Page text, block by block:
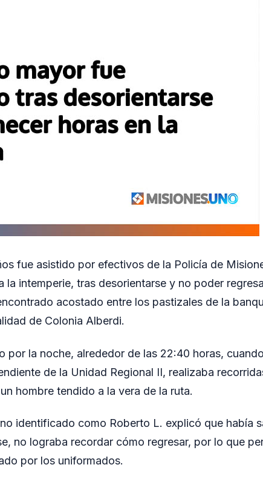
fue asistido por efectivos de la Policía de
la intemperie, tras desorientarse y no poder
acostado entre los pastizales de la
de Colonia Alberdi.
por la noche, alrededor de las 22:40 horas,
de la Unidad Regional II, realizaba
hombre tendido a la vera de la ruta.
identificado como Roberto L. explicó que había
no lograba recordar cómo regresar, por lo que
por los uniformados.